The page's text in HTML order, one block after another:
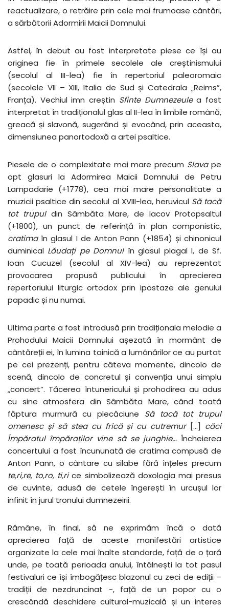
reactualizare, o retrăire prin cele mai frumoase cântări,
a sărbătorii Adormirii Maicii Domnului.
Astfel, în debut au fost interpretate piese ce își au
originea fie în primele secolele ale creștinismului
(secolul al III-lea) fie în repertoriul paleoromaic
(secolele VII – XIII, Italia de Sud și Catedrala „Reims”,
Franța). Vechiul imn creștin Sfinte Dumnezeulea fost
interpretat în tradiționalul glas al II-lea în limbile română,
greacă și slavonă, sugerând și evocând, prin aceasta,
dimensiunea panortodoxă a artei psaltice.
Piesele de o complexitate mai mare precum Slavape
opt glasuri la Adormirea Maicii Domnului de Petru
Lampadarie (+1778), cea mai mare personalitate a
muzicii psaltice din secolul al XVIII-lea, heruvicul Să tacă
tot trupuldin Sâmbăta Mare, de Iacov Protopsaltul
(+1800), un punct de referință în plan componistic,
cratimaîn glasul I de Anton Pann (+1854) și chinonicul
duminical Lăudați pe Domnul în glasul plagal I, de Sf.
Ioan Cucuzel (secolul al XIV-lea) au reprezentat
provocarea propusă publicului în aprecierea
repertoriului liturgic ortodox prin ipostaze ale genului
papadic și nu numai.
Ultima parte a fost introdusă prin tradiționala melodie a
Prohodului Maicii Domnului așezată în mormânt de
cântăreții ei, în lumina tainică a lumânărilor ce au purtat
pe cei prezenți, pentru câteva momente, dincolo de
scenă, dincolo de concretul și convenția unui simplu
„concert”. Tăcerea întunericului și prohodirea au adus
cu sine atmosfera din Sâmbăta Mare, când toată
făptura murmură cu plecăciune Să tacă tot trupul
omenesc și să stea cu frică și cu cutremur […] căci
Împăratul împăraților vine să se junghie… Încheierea
concertului a fost încununată de cratima compusă de
Anton Pann, o cântare cu silabe fără înțeles precum
te,ri,re, to,ro, ti,rice simbolizează doxologia mai presus
de cuvinte, adusă de cetele îngerești în urcușul lor
infinit în jurul tronului dumnezeirii.
Rămâne, în final, să ne exprimăm încă o dată
aprecierea față de aceste manifestări artistice
organizate la cele mai înalte standarde, față de o țară
unde, pe toată perioada anului, întâlnești la tot pasul
festivaluri ce își îmbogățesc blazonul cu zeci de ediții –
tradiții de nezdruncinat -, față de un popor cu o
crescândă deschidere cultural-muzicală și un interes